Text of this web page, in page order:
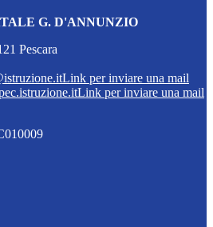
G. D'ANNUNZIO
Pescara
Link per inviare una mail
Link per inviare una mail